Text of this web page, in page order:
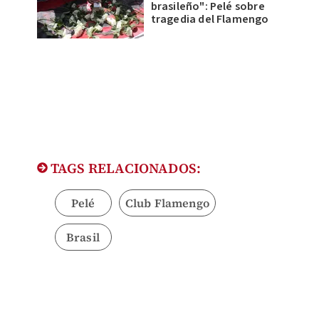
brasileño": Pelé sobre
tragedia del Flamengo
TAGS RELACIONADOS:
Pelé Club Flamengo
Brasil